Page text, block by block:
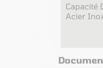
Capacité
Acier